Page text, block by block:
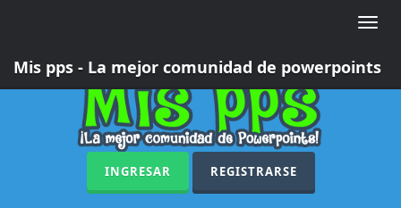
Toggle
Mis pps - La mejor comunidad de powerpoints
INGRESAR REGISTRARSE